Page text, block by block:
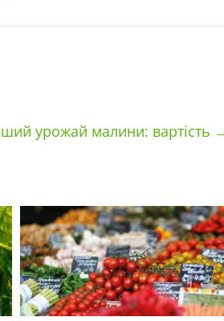
урожай малини: вартість